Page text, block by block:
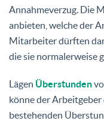
Annahmeverzug. Die
anbieten, welche der
Mitarbeiter dürften
die sie normalerweise
Lägen Überstunden
könne der
bestehenden